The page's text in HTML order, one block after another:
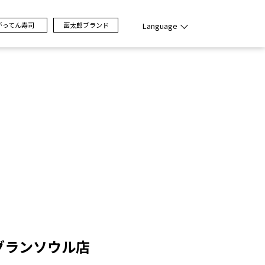
ってん寿司 函太郎ブランド Language
ランソウル店